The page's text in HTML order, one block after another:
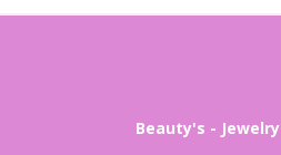
Beauty's -